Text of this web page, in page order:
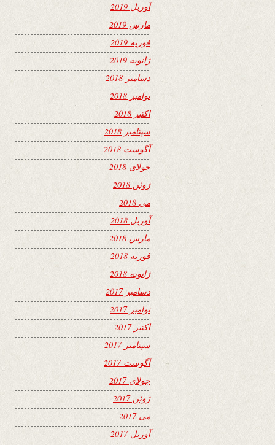
آوریل 2019
مارس 2019
فوریه 2019
ژانویه 2019
دسامبر 2018
نوامبر 2018
اکتبر 2018
سپتامبر 2018
آگوست 2018
جولای 2018
ژوئن 2018
می 2018
آوریل 2018
مارس 2018
فوریه 2018
ژانویه 2018
دسامبر 2017
نوامبر 2017
اکتبر 2017
سپتامبر 2017
آگوست 2017
جولای 2017
ژوئن 2017
می 2017
آوریل 2017